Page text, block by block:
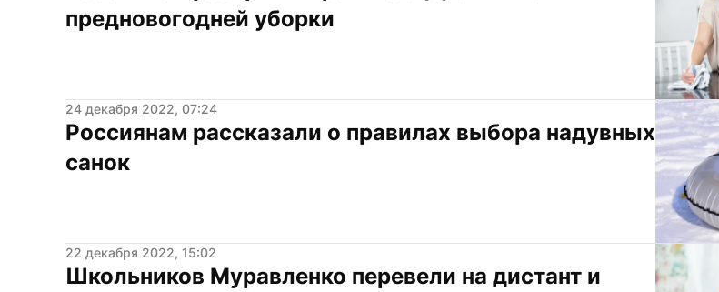
предновогодней уборки
24 декабря 2022, 07:24
Россиянам рассказали о правилах выбора надувных
санок
22 декабря 2022, 15:02
Школьников Муравленко перевели на дистант и